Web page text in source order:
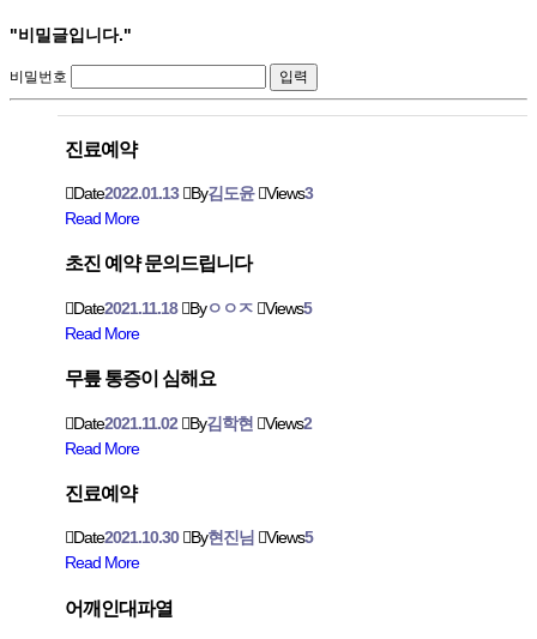
"비밀글입니다."
비밀번호
진료예약
Date2022.01.13 By김도윤 Views3
Read More
초진 예약 문의드립니다
Date2021.11.18 Byㅇㅇㅈ Views5
Read More
무릎 통증이 심해요
Date2021.11.02 By김학현 Views2
Read More
진료예약
Date2021.10.30 By현진님 Views5
Read More
어깨인대파열